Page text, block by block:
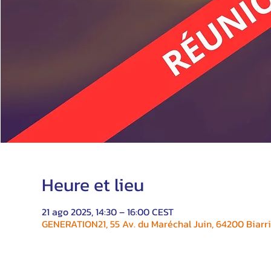
Heure et lieu
21 ago 2025, 14:30 – 16:00 CEST
GENERATION21, 55 Av. du Maréchal Juin, 64200